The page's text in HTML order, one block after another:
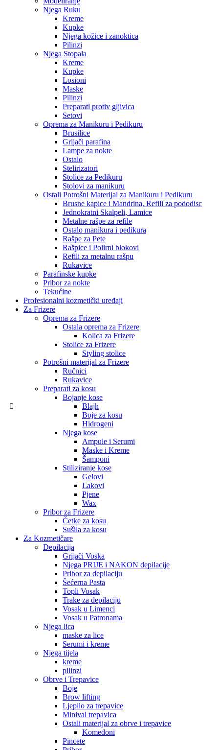
Njega Ruku
Kreme
Kupke
Njega kožice i zanoktica
Pilinzi
Njega Stopala
Kreme
Kupke
Losioni
Maske
Pilinzi
Preparati protiv gljivica
Setovi
Oprema za Manikuru i Pedikuru
Brusilice
Grijači parafina
Lampe za nokte
Ostalo
Stelirizatori
Stolice za Pedikuru
Stolovi za manikuru
Ostali Potrošni Materijal za Manikuru i Pedikuru
Brusne kapice i Mandrina, Refili za pododisc
Jednokratni Skalpeli, Lamice
Metalne rašpe za refile
Ostalo manikura i pedikura
Rašpe za Pete
Rašpice i Polirni blokovi
Refili za metalnu rašpu
Rukavice
Parafinske kupke
Pribor za nokte
Tekućine
Profesionalni kozmetički uređaji
Za Frizere
Oprema za Frizere
Ostala oprema za Frizere
Kolica za Frizere
Stolice za Frizere
Styling stolice
Potrošni materijal za Frizere
Ručnici
Rukavice
Preparati za kosu
Bojanje kose
Blajh
Boje za kosu
Hidrogeni
Njega kose
Ampule i Serumi
Maske i Kreme
Šamponi
Stiliziranje kose
Gelovi
Lakovi
Pjene
Wax
Pribor za Frizere
Četke za kosu
Sušila za kosu
Za Kozmetičare
Depilacija
Grijači Voska
Njega PRIJE i NAKON depilacije
Pribor za depilaciju
Šećerna Pasta
Topli Vosak
Trake za depilaciju
Vosak u Limenci
Vosak u Patronama
Njega lica
maske za lice
Serumi i kreme
Njega tijela
kreme
pilinzi
Obrve i Trepavice
Boje
Brow lifting
Ljepilo za trepavice
Minival trepavica
Ostali materijal za obrve i trepavice
Komedoni
Pincete